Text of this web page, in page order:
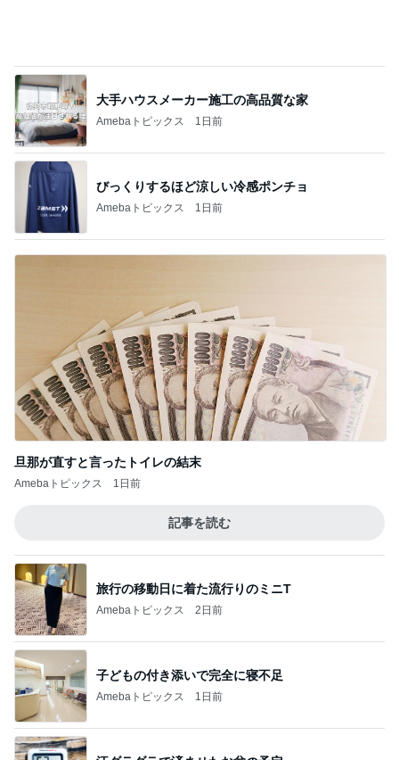
旦那が直すと言ったトイレの結末
Amebaトピックス
記事を読む
旅行の移動日に着た流行りのミニT
子どもの付き添いで完全に寝不足
Amebaトピックス 1日前
汗ダラダラで済ませたお盆の予定
Amebaトピックス 22時間前
100均の割れない韓国ステンレス器
Amebaトピックス 10時間前